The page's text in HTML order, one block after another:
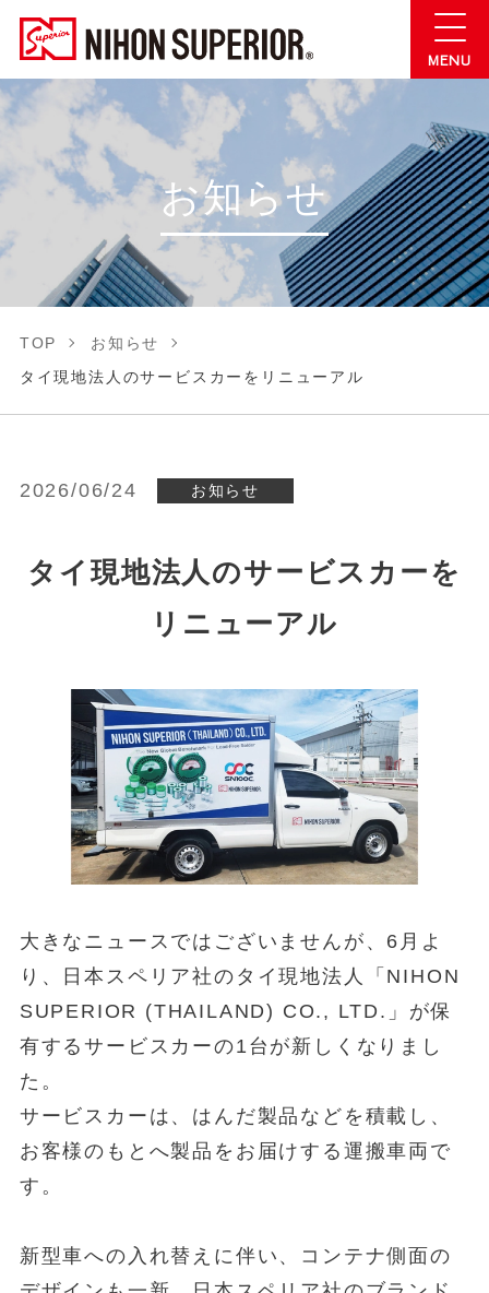
お知らせ
TOP
お知らせ
タイ現地法人のサービスカーをリニューアル
2026/06/24 お知らせ
タイ現地法人のサービスカーを
リニューアル
大きなニュースではございませんが、6月よ
り、日本スペリア社のタイ現地法人「NIHON
SUPERIOR (THAILAND) CO., LTD.」が保
有するサービスカーの1台が新しくなりまし
た。
サービスカーは、はんだ製品などを積載し、
お客様のもとへ製品をお届けする運搬車両で
す。
新型車への入れ替えに伴い、コンテナ側面の